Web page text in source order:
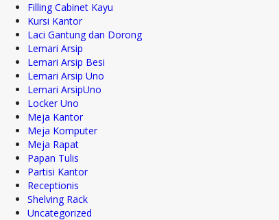
Filling Cabinet Kayu
Kursi Kantor
Laci Gantung dan Dorong
Lemari Arsip
Lemari Arsip Besi
Lemari Arsip Uno
Lemari ArsipUno
Locker Uno
Meja Kantor
Meja Komputer
Meja Rapat
Papan Tulis
Partisi Kantor
Receptionis
Shelving Rack
Uncategorized